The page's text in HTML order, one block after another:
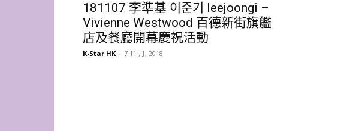
181107 李準基 이준기 leejoongi –
Vivienne Westwood 百德新街旗艦
店及餐廳開幕慶祝活動
K-Star HK - 7 11 月, 2018